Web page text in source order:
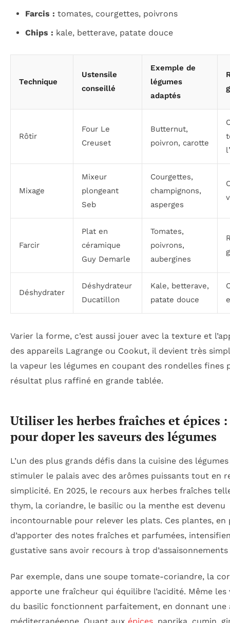
Farcis : tomates, courgettes, poivrons
Chips : kale, betterave, patate douce
Technique
Ustensile
conseillé
Exemple de
légumes
adaptés
Rôtir
Four Le
Creuset
Butternut,
poivron, carotte
Mixage
Mixeur
plongeant
Seb
Courgettes,
champignons,
asperges
Farcir
Plat en
céramique
Guy Demarle
Tomates,
poivrons,
aubergines
Déshydrater
Déshydrateur
Ducatillon
Kale, betterave,
patate douce
Varier la forme, c’est aussi jouer avec la texture et
des appareils Lagrange ou Cookut, il devient très
la vapeur les légumes en coupant des rondelles fines
résultat plus raffiné en grande tablée.
Utiliser les herbes fraîches et épices
pour doper les saveurs des légumes
L’un des plus grands défis dans la cuisine des
stimuler le palais avec des arômes puissants tout en
simplicité. En 2025, le recours aux herbes fraîches
thym, la coriandre, le basilic ou la menthe est devenu
incontournable pour relever les plats. Ces plantes, en
d’apporter des notes fraîches et parfumées,
gustative sans avoir recours à trop
Par exemple, dans une soupe tomate-coriandre, la
apporte une fraîcheur qui équilibre l’acidité. Même les
du basilic fonctionnent parfaitement, en donnant une